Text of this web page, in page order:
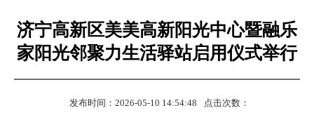
济宁高新区美美高新阳光中心暨融乐
家阳光邻聚力生活驿站启用仪式举行
发布时间：2026-05-10 14:54:48 点击次数：